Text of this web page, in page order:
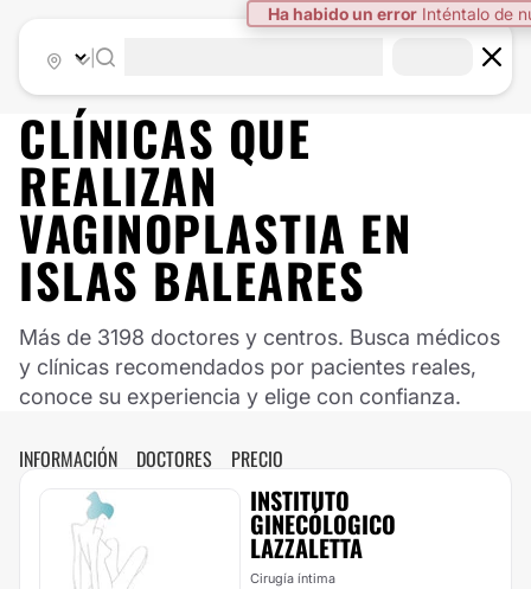
Ha habido un error Inténtalo de
CLÍNICAS QUE
REALIZAN
VAGINOPLASTIA EN
ISLAS BALEARES
Más de 3198 doctores y centros. Busca médicos
y clínicas recomendados por pacientes reales,
conoce su experiencia y elige con confianza.
INFORMACIÓN DOCTORES PRECIO
INSTITUTO
GINECÓLOGICO
LAZZALETTA
Cirugía íntima